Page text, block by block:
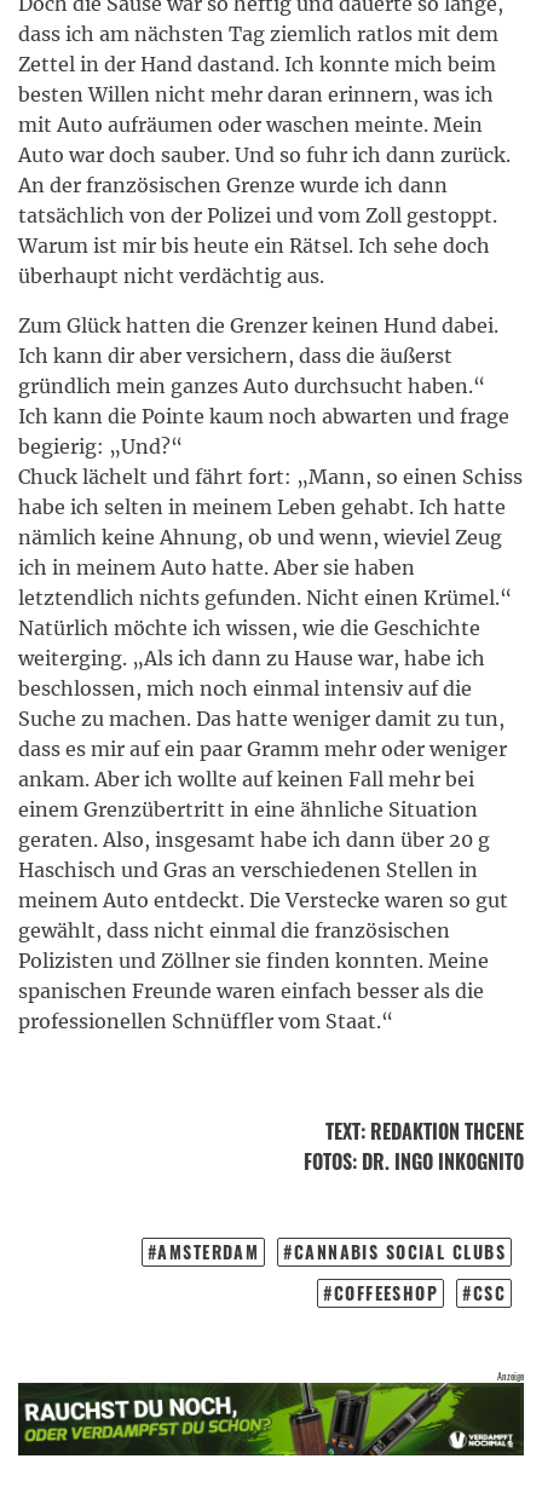
dass ich am nächsten Tag ziemlich ratlos mit dem
Zettel in der Hand dastand. Ich konnte mich beim
besten Willen nicht mehr daran erinnern, was ich
mit Auto aufräumen oder waschen meinte. Mein
Auto war doch sauber. Und so fuhr ich dann zurück.
An der französischen Grenze wurde ich dann
tatsächlich von der Polizei und vom Zoll gestoppt.
Warum ist mir bis heute ein Rätsel. Ich sehe doch
überhaupt nicht verdächtig aus.
Zum Glück hatten die Grenzer keinen Hund dabei.
Ich kann dir aber versichern, dass die äußerst
gründlich mein ganzes Auto durchsucht haben.“
Ich kann die Pointe kaum noch abwarten und frage
begierig: „Und?“
Chuck lächelt und fährt fort: „Mann, so einen Schiss
habe ich selten in meinem Leben gehabt. Ich hatte
nämlich keine Ahnung, ob und wenn, wieviel Zeug
ich in meinem Auto hatte. Aber sie haben
letztendlich nichts gefunden. Nicht einen Krümel.“
Natürlich möchte ich wissen, wie die Geschichte
weiterging. „Als ich dann zu Hause war, habe ich
beschlossen, mich noch einmal intensiv auf die
Suche zu machen. Das hatte weniger damit zu tun,
dass es mir auf ein paar Gramm mehr oder weniger
ankam. Aber ich wollte auf keinen Fall mehr bei
einem Grenzübertritt in eine ähnliche Situation
geraten. Also, insgesamt habe ich dann über 20 g
Haschisch und Gras an verschiedenen Stellen in
meinem Auto entdeckt. Die Verstecke waren so gut
gewählt, dass nicht einmal die französischen
Polizisten und Zöllner sie finden konnten. Meine
spanischen Freunde waren einfach besser als die
professionellen Schnüffler vom Staat.“
TEXT: REDAKTION THCENE
FOTOS: DR. INGO INKOGNITO
AMSTERDAM
CANNABIS SOCIAL CLUBS
COFFEESHOP
CSC